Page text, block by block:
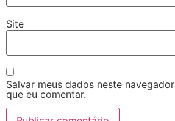
Site
Salvar meus dados neste
que eu comentar.